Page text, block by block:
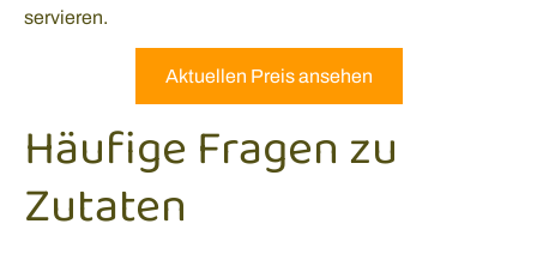
servieren.
Aktuellen Preis ansehen
Häufige Fragen zu
Zutaten